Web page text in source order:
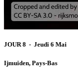
JOUR 8 - Jeudi 6 Mai
Ijmuiden, Pays-Bas